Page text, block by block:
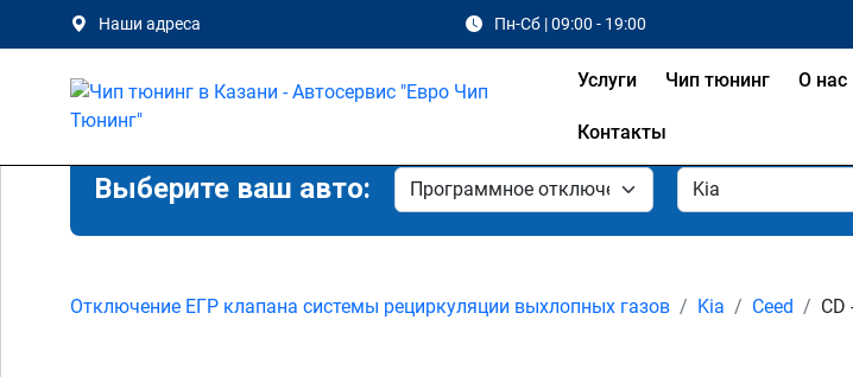
Наши адреса Пн-Сб | 09:00 - 19:00
Услуги Чип тюнинг О нас
Контакты
Выберите ваш авто:
Отключение ЕГР клапана системы рециркуляции выхлопных газов Kia Ceed CD